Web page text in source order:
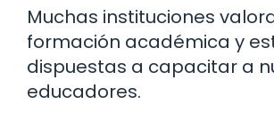
Muchas instituciones
formación académica y
dispuestas a capacitar a
educadores.